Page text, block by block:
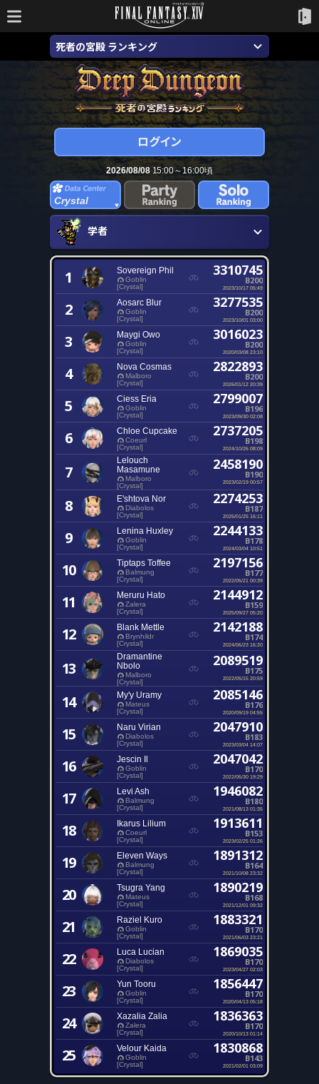
死者の宮殿 ランキング
2026/08/0815:00～16:00頃
Crystal
学者
1 Sovereign Phil
Goblin
[Crystal]
3310745
B200
2023/10/17 05:49
2 Aosarc Blur
Goblin
[Crystal]
3277535
B200
2023/10/01 03:00
3 Maygi Owo
Goblin
[Crystal]
3016023
B200
2020/03/08 23:10
4 Nova Cosmas
Malboro
[Crystal]
2822893
B200
2026/01/12 20:39
5 Ciess Eria
Goblin
[Crystal]
2799007
B196
2023/09/30 02:08
6 Chloe Cupcake
Coeurl
[Crystal]
2737205
B198
2024/10/26 08:09
7
Lelouch
Masamune
Malboro
[Crystal]
2458190
B190
2023/02/19 00:57
8 E'shtova Nor
Diabolos
[Crystal]
2274253
B187
2025/01/25 16:11
9 Lenina Huxley
Goblin
[Crystal]
2244133
B178
2024/03/04 10:51
10 Tiptaps Toffee
Balmung
[Crystal]
2197156
B177
2022/05/21 00:39
11 Meruru Hato
Zalera
[Crystal]
2144912
B159
2025/09/27 05:20
12 Blank Mettle
Brynhildr
[Crystal]
2142188
B174
2024/06/23 16:20
13
Dramantine
Nbolo
Malboro
[Crystal]
2089519
B175
2022/05/15 20:59
14 My'y Uramy
Mateus
[Crystal]
2085146
B176
2020/09/19 04:55
15 Naru Virian
Diabolos
[Crystal]
2047910
B183
2023/03/04 14:07
16 Jescin Il
Goblin
[Crystal]
2047042
B170
2022/05/30 19:29
17 Levi Ash
Balmung
[Crystal]
1946082
B180
2021/08/13 01:35
18 Ikarus Lilium
Coeurl
[Crystal]
1913611
B153
2023/02/25 01:26
19 Eleven Ways
Balmung
[Crystal]
1891312
B164
2021/10/08 23:32
20 Tsugra Yang
Mateus
[Crystal]
1890219
B168
2021/12/01 09:32
21 Raziel Kuro
Goblin
[Crystal]
1883321
B170
2021/06/03 23:21
22 Luca Lucian
Diabolos
[Crystal]
1869035
B170
2023/04/27 02:03
23 Yun Tooru
Goblin
[Crystal]
1856447
B170
2020/04/13 05:18
24 Xazalia Zalia
Zalera
[Crystal]
1836363
B170
2020/10/13 01:14
25 Velour Kaida
Goblin
[Crystal]
1830868
B143
2021/02/01 03:09